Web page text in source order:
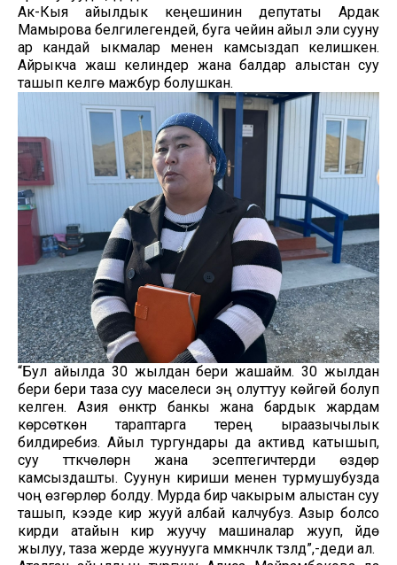
Ак-Кыя айылдык кеңешинин депутаты Ардак
Мамырова белгилегендей, буга чейин айыл эли сууну
ар кандай ыкмалар менен камсыздап келишкен.
Айрыкча жаш келиндер жана балдар алыстан суу
ташып келүүгө мажбур болушкан.
“Бул айылда 30 жылдан бери жашайм. 30 жылдан
бери бери таза суу маселеси эң олуттуу көйгөй болуп
келген. Азия өнүктүрүү банкы жана бардык жардам
көрсөткөн тараптарга терең ыраазычылык
билдиребиз. Айыл тургундары да активдүү катышып,
суу түтүкчөлөрүн жана эсептегичтерди өздөрү
камсыздашты. Суунун кириши менен турмушубузда
чоң өзгөрүүлөр болду. Мурда бир чакырым алыстан суу
ташып, кээде кир жууй албай калчубуз. Азыр болсо
кирди атайын кир жуучу машиналар жууп, үйдө
жылуу, таза жерде жуунууга мүмкүнчүлүк түзүлдү”,-деди ал.